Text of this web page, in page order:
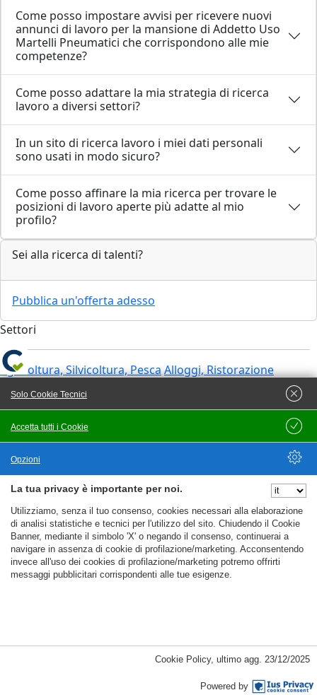
Come posso impostare avvisi per ricevere nuovi
annunci di lavoro per la mansione di Addetto Uso
Martelli Pneumatici che corrispondono alle mie
competenze?
Come posso adattare la mia strategia di ricerca
lavoro a diversi settori?
In un sito di ricerca lavoro i miei dati personali
sono usati in modo sicuro?
Come posso affinare la mia ricerca per trovare le
posizioni di lavoro aperte più adatte al mio
profilo?
Sei alla ricerca di talenti?
Pubblica un'offerta adesso
Settori
Agricoltura, Silvicoltura, PescaAlloggi, Ristorazione
Commercio
Ingrosso E Dettaglio
Minerali Famiglie, Collaborazioni Domestiche
Finanza,
Energia, Gas, Climatizzazione
ComunicazioneIstruzione E FormazioneNoleggio,
Agenzie Di ViaggioOrganismi Extraterritoriali
Ricerca E
Selezione Del Personale Sanità, Assistenza Sociale
Scienza, TecnicaServiziServizi ImmobiliariSoftware, Ict,
Ai, Sicurezza ItSport, Spettacolo, CulturaTrasporto,
Magazzinaggio
Tutti i Settori
Conduttore Di Veicoli, AutistiCultura, Arte, Spettacolo,
Impiegati Customer CareInformatica, Ict, Ai
Istruzione,
La tua privacy è importante per noi.
Utilizziamo, senza il tuo consenso, cookies necessari alla elaborazione
di analisi statistiche e tecnici per l'utilizzo del sito. Chiudendo il Cookie
Banner, mediante il simbolo 'X' o negando il consenso, continuerai a
navigare in assenza di cookie di profilazione/marketing. Acconsentendo
invece all'uso dei cookies di profilazione/marketing potremo offrirti
messaggi pubblicitari corrispondenti alle tue esigenze.
Accetta tutti i Cookie
Solo Cookie Tecnici
Salva
Opzioni
Nascondi Opzioni
Cookie Policy, ultimo agg. 23/12/2025
Powered by